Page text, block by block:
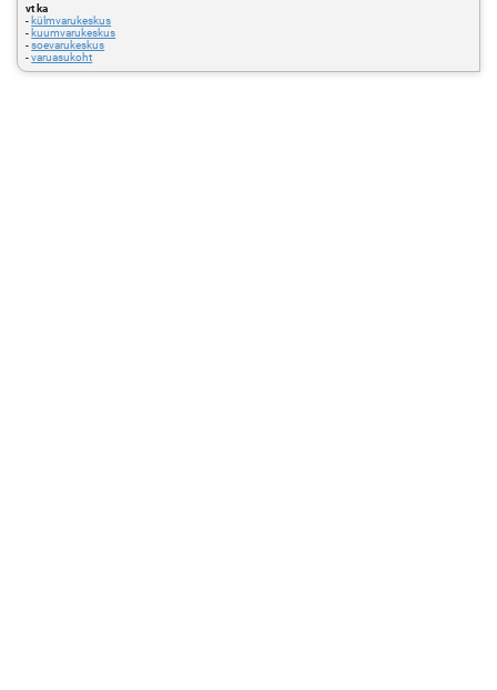
vt ka
- külmvarukeskus
- kuumvarukeskus
-soevarukeskus
-varuasukoht